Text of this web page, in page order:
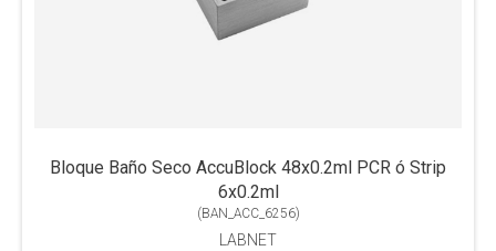
Bloque Baño Seco AccuBlock 48x0.2ml PCR ó Strip
6x0.2ml
(BAN_ACC_6256)
LABNET